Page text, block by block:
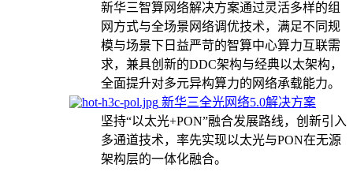
新华三智算网络解决方案通过灵活多样的组
网方式与全场景网络调优技术，满足不同规
模与场景下日益严苛的智算中心算力互联需
求，兼具创新的DDC架构与经典以太架构，
全面提升对多元异构算力的网络承载能力。
新华三全光网络5.0解决方案
坚持“以太光+PON”融合发展路线，创新引入
多通道技术，率先实现以太光与PON在无源
架构层的一体化融合。